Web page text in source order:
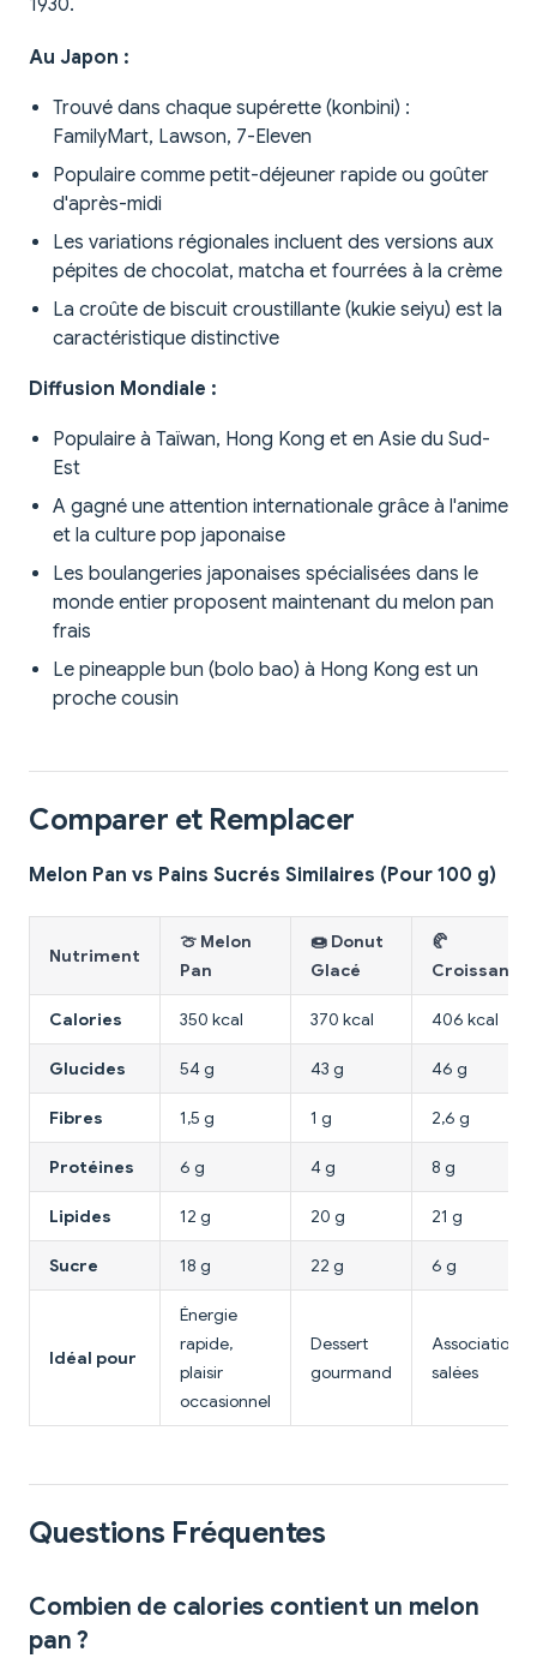
1930.
Au Japon :
Trouvé dans chaque supérette (konbini) :
FamilyMart, Lawson, 7-Eleven
Populaire comme petit-déjeuner rapide ou goûter
d'après-midi
Les variations régionales incluent des versions aux
pépites de chocolat, matcha et fourrées à la crème
La croûte de biscuit croustillante (kukie seiyu) est la
caractéristique distinctive
Diffusion Mondiale :
Populaire à Taïwan, Hong Kong et en Asie du Sud-
Est
A gagné une attention internationale grâce à l'anime
et la culture pop japonaise
Les boulangeries japonaises spécialisées dans le
monde entier proposent maintenant du melon pan
frais
Le pineapple bun (bolo bao) à Hong Kong est un
proche cousin
Comparer et Remplacer
Melon Pan vs Pains Sucrés Similaires (Pour 100 g)
Nutriment
🍈 Melon
Pan
🍩 Donut
Glacé
🥐
Croissant
Calories 350 kcal 370 kcal 406 kcal
Glucides 54 g 43 g 46 g
Fibres 1,5 g 1 g 2,6 g
Protéines 6 g 4 g 8 g
Lipides 12 g 20 g 21 g
Sucre 18 g 22 g 6 g
Idéal pour
Énergie
rapide,
plaisir
occasionnel
Dessert
gourmand
Associations
salées
Questions Fréquentes
Combien de calories contient un melon
pan ?